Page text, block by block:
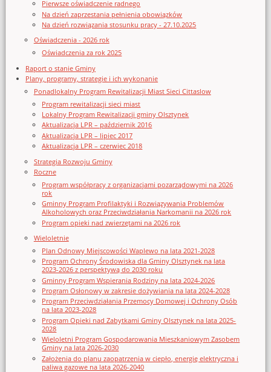
Pierwsze oświadczenie radnego
Na dzień zaprzestania pełnienia obowiązków
Na dzień rozwiązania stosunku pracy - 27.10.2025
Oświadczenia - 2026 rok
Oświadczenia za rok 2025
Raport o stanie Gminy
Plany, programy, strategie i ich wykonanie
Ponadlokalny Program Rewitalizacji Miast Sieci Cittaslow
Program rewitalizacji sieci miast
Lokalny Program Rewitalizacji gminy Olsztynek
Aktualizacja LPR – październik 2016
Aktualizacja LPR – lipiec 2017
Aktualizacja LPR – czerwiec 2018
Strategia Rozwoju Gminy
Roczne
Program współpracy z organizacjami pozarządowymi na 2026
rok
Gminny Program Profilaktyki i Rozwiązywania Problemów
Alkoholowych oraz Przeciwdziałania Narkomanii na 2026 rok
Program opieki nad zwierzętami na 2026 rok
Wieloletnie
Plan Odnowy Miejscowości Waplewo na lata 2021-2028
Program Ochrony Środowiska dla Gminy Olsztynek na lata
2023-2026 z perspektywą do 2030 roku
Gminny Program Wspierania Rodziny na lata 2024-2026
Program Osłonowy w zakresie dożywiania na lata 2024-2028
Program Przeciwdziałania Przemocy Domowej i Ochrony Osób
na lata 2023-2028
Program Opieki nad Zabytkami Gminy Olsztynek na lata 2025-
2028
Wieloletni Program Gospodarowania Mieszkaniowym Zasobem
Gminy na lata 2026-2030
Założenia do planu zaopatrzenia w ciepło, energię elektryczna i
paliwa gazowe na lata 2026-2040